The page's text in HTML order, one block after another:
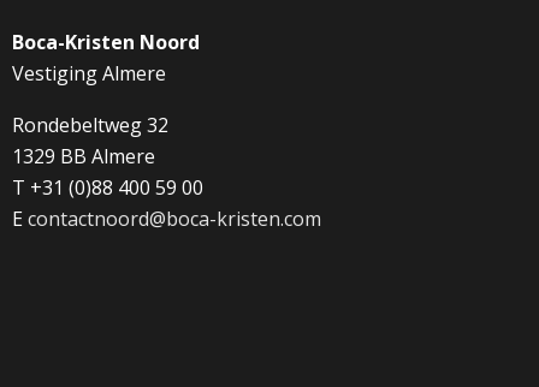
Boca-Kristen Noord
Vestiging Almere
Rondebeltweg 32
1329 BB Almere
T +31 (0)88 400 59 00
Econtactnoord@boca-kristen.com